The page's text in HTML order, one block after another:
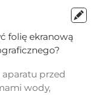
folię ekranową
przed
wody,